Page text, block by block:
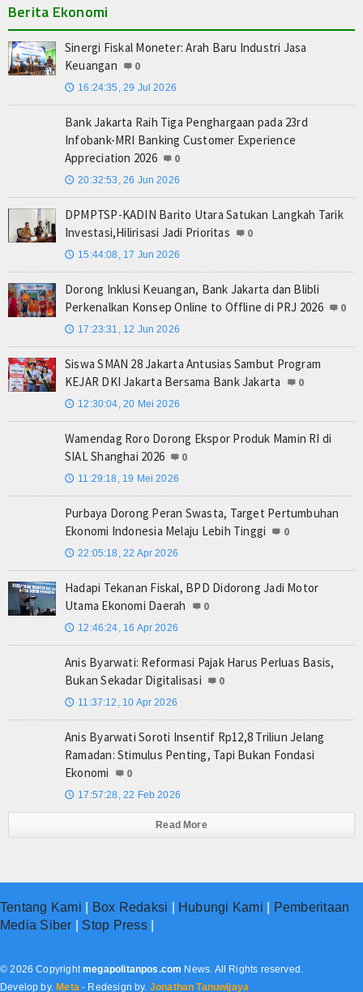
Berita Ekonomi
Sinergi Fiskal Moneter: Arah Baru Industri Jasa
Keuangan
0
🕔 16:24:35, 29 Jul 2026
Bank Jakarta Raih Tiga Penghargaan pada 23rd
Infobank-MRI Banking Customer Experience
Appreciation 2026
0
🕔 20:32:53, 26 Jun 2026
DPMPTSP-KADIN Barito Utara Satukan Langkah Tarik
Investasi,Hilirisasi Jadi Prioritas
0
🕔 15:44:08, 17 Jun 2026
Dorong Inklusi Keuangan, Bank Jakarta dan Blibli
Perkenalkan Konsep Online to Offline di PRJ 2026
0
🕔 17:23:31, 12 Jun 2026
Siswa SMAN 28 Jakarta Antusias Sambut Program
KEJAR DKI Jakarta Bersama Bank Jakarta
0
🕔 12:30:04, 20 Mei 2026
Wamendag Roro Dorong Ekspor Produk Mamin RI di
SIAL Shanghai 2026
0
🕔 11:29:18, 19 Mei 2026
Purbaya Dorong Peran Swasta, Target Pertumbuhan
Ekonomi Indonesia Melaju Lebih Tinggi
0
🕔 22:05:18, 22 Apr 2026
Hadapi Tekanan Fiskal, BPD Didorong Jadi Motor
Utama Ekonomi Daerah
0
🕔 12:46:24, 16 Apr 2026
Anis Byarwati: Reformasi Pajak Harus Perluas Basis,
Bukan Sekadar Digitalisasi
0
🕔 11:37:12, 10 Apr 2026
Anis Byarwati Soroti Insentif Rp12,8 Triliun Jelang
Ramadan: Stimulus Penting, Tapi Bukan Fondasi
Ekonomi
0
🕔 17:57:28, 22 Feb 2026
Read More
Tentang Kami Box Redaksi Hubungi Kami
Pemberitaan
Media Siber
Stop Press|
© 2026 Copyrightmegapolitanpos.com News. All Rights reserved.
Develop by. Meta- Redesign by. Jonathan Tanuwijaya